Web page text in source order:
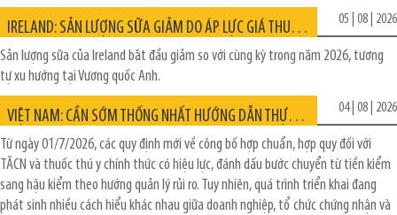
IRELAND: SẢN LƯỢNG SỮA GIẢM DO ÁP LỰC GIÁ THU MUA 05 | 08 | 2026
Sản lượng sữa của Ireland bắt đầu giảm so với cùng kỳ trong năm 2026, tương
tự xu hướng tại Vương quốc Anh.
VIỆT NAM: CẦN SỚM THỐNG NHẤT HƯỚNG DẪN THỰC THI ĐỐI VỚI THỨC ĂN CHĂN NUÔI VÀ THUỐC THÚ Y 04 | 08 | 2026
Từ ngày 01/7/2026, các quy định mới về công bố hợp chuẩn, hợp quy đối với
TĂCN và thuốc thú y chính thức có hiệu lực, đánh dấu bước chuyển từ tiền kiểm
sang hậu kiểm theo hướng quản lý rủi ro. Tuy nhiên, quá trình triển khai đang
phát sinh nhiều cách hiểu khác nhau giữa doanh nghiệp, tổ chức chứng nhận và